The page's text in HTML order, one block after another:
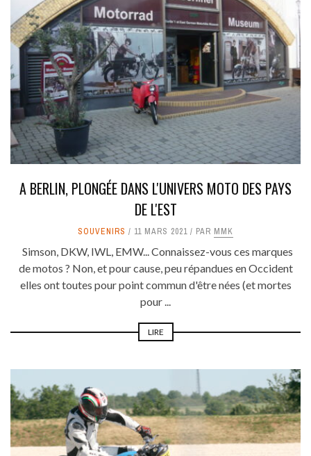
A BERLIN, PLONGÉE DANS L'UNIVERS MOTO DES PAYS
DE L'EST
SOUVENIRS 11 MARS 2021 PAR MMK
Simson, DKW, IWL, EMW... Connaissez-vous ces marques
de motos ? Non, et pour cause, peu répandues en Occident
elles ont toutes pour point commun d'être nées (et mortes
pour ...
LIRE